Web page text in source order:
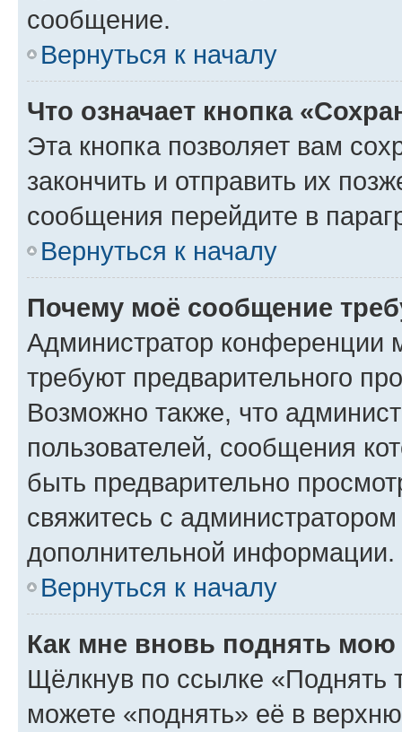
сообщение.
Вернуться к началу
Что означает кнопка
Эта кнопка позволяет вам
закончить и отправить их
сообщения перейдите в
Вернуться к началу
Почему моё сообщение
Администратор конференции
требуют предварительного
Возможно также, что
пользователей, сообщения
быть предварительно
свяжитесь с
дополнительной информации.
Вернуться к началу
Как мне вновь поднять мою
Щёлкнув по ссылке «Поднять
можете «поднять» её в